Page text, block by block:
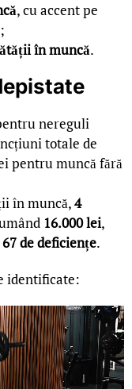
, cu accent pe
în muncă.
nereguli
totale de
pentru muncă fără
în muncă,4
16.000 lei,
67 de deficiențe.
identificate: